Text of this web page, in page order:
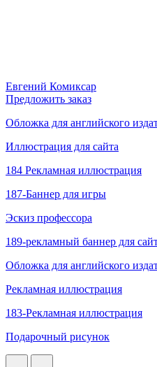
Евгений Комиксар
Предложить заказ
Обложка для английского
Иллюстрация для сайта
184 Рекламная иллюстрация
187-Баннер для игры
Эскиз профессора
189-рекламный баннер для
Обложка для английского
Рекламная иллюстрация
183-Рекламная иллюстрация
Подарочный рисунок